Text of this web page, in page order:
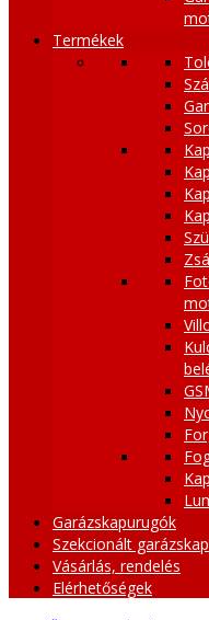
Termékek
Garázskapurugók
Szekcionált
Vásárlás, rendelés
Elérhetőségek